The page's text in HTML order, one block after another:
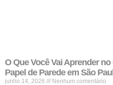
O Que Você Vai Aprender
Papel de Parede em São
junho 14, 2026 Nenhum comentário